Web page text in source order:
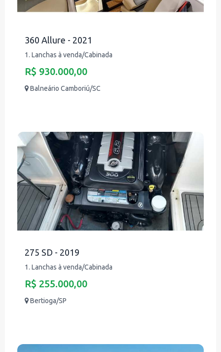
360 Allure - 2021
1. Lanchas à venda/Cabinada
R$ 930.000,00
Balneário Camboriú/SC
275 SD - 2019
1. Lanchas à venda/Cabinada
R$ 255.000,00
Bertioga/SP